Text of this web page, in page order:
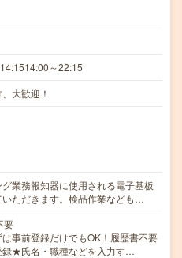
～22:15
大歓迎！
業務報知器に使用される電子基板
ただきます。検品作業なども…
要
事前登録だけでもOK！履歴書不要
録★氏名・職種などを入力す…